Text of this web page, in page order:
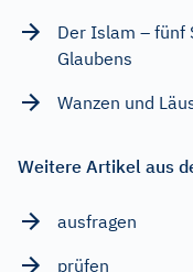
Der Islam – fünf
Glaubens
Wanzen und
Weitere Artikel aus
ausfragen
prüfen